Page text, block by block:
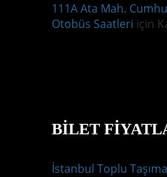
111A Ata Mah.
Otobüs Saatleri için
BILET
İstanbul Toplu